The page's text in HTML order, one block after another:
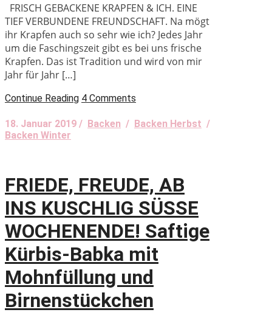
FRISCH GEBACKENE KRAPFEN & ICH. EINE
TIEF VERBUNDENE FREUNDSCHAFT. Na mögt
ihr Krapfen auch so sehr wie ich? Jedes Jahr
um die Faschingszeit gibt es bei uns frische
Krapfen. Das ist Tradition und wird von mir
Jahr für Jahr […]
Continue Reading 4 Comments
18. Januar 2019 / Backen / Backen Herbst /
Backen Winter
FRIEDE, FREUDE, AB
INS KUSCHLIG SÜSSE
WOCHENENDE! Saftige
Kürbis-Babka mit
Mohnfüllung und
Birnenstückchen